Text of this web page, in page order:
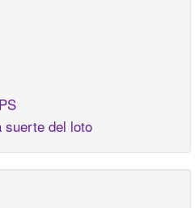
suerte del loto